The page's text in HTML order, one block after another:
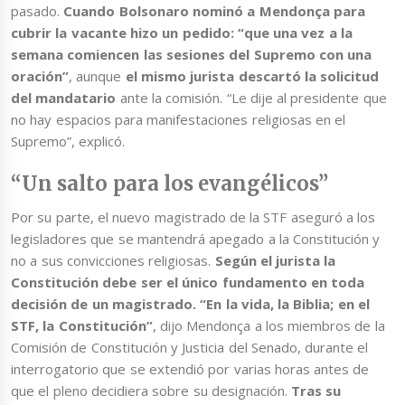
pasado. Cuando Bolsonaro nominó a Mendonça para
cubrir la vacante hizo un pedido: “que una vez a la
semana comiencen las sesiones del Supremo con una
oración”, aunque el mismo jurista descartó la solicitud
del mandatario ante la comisión. “Le dije al presidente que
no hay espacios para manifestaciones religiosas en el
Supremo”, explicó.
“Un salto para los evangélicos”
Por su parte, el nuevo magistrado de la STF aseguró a los
legisladores que se mantendrá apegado a la Constitución y
no a sus convicciones religiosas. Según el jurista la
Constitución debe ser el único fundamento en toda
decisión de un magistrado. “En la vida, la Biblia; en el
STF, la Constitución”, dijo Mendonça a los miembros de la
Comisión de Constitución y Justicia del Senado, durante el
interrogatorio que se extendió por varias horas antes de
que el pleno decidiera sobre su designación. Tras su